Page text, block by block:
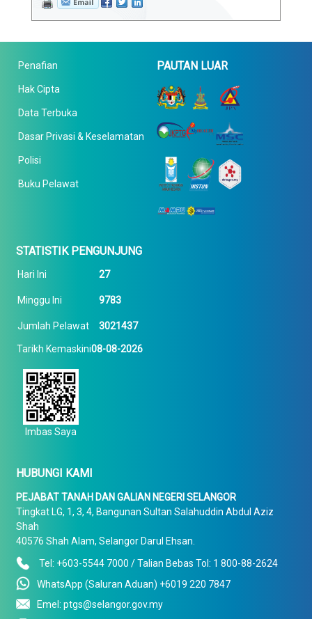
Penafian
Hak Cipta
Data Terbuka
Dasar Privasi & Keselamatan
Polisi
Buku Pelawat
PAUTAN LUAR
STATISTIK PENGUNJUNG
Hari Ini 27
Minggu Ini 9783
Jumlah Pelawat 3021437
Tarikh Kemaskini08-08-2026
Imbas Saya
HUBUNGI KAMI
PEJABAT TANAH DAN GALIAN NEGERI SELANGOR
Tingkat LG, 1, 3, 4, Bangunan Sultan Salahuddin Abdul Aziz
Shah
40576 Shah Alam, Selangor Darul Ehsan.
Tel: +603-5544 7000 / Talian Bebas Tol: 1 800-88-2624
WhatsApp (Saluran Aduan) +6019 220 7847
Emel: ptgs@selangor.gov.my